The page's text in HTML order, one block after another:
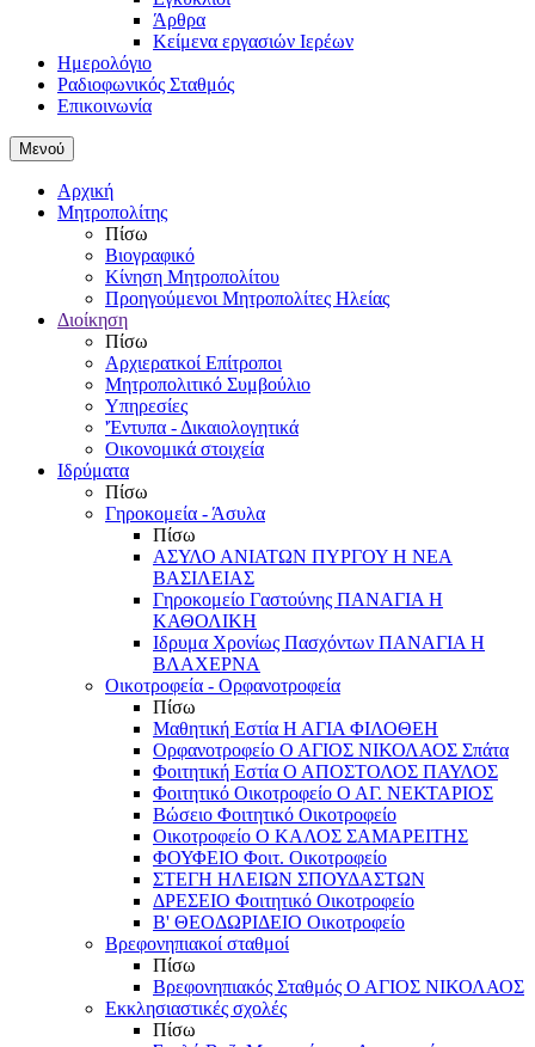
Άρθρα
Κείμενα εργασιών Ιερέων
Ημερολόγιο
Ραδιοφωνικός Σταθμός
Επικοινωνία
Μενού
Αρχική
Μητροπολίτης
Πίσω
Βιογραφικό
Κίνηση Μητροπολίτου
Προηγούμενοι Μητροπολίτες Ηλείας
Διοίκηση
Πίσω
Αρχιερατκοί Επίτροποι
Μητροπολιτικό Συμβούλιο
Υπηρεσίες
'Έντυπα - Δικαιολογητικά
Οικονομικά στοιχεία
Ιδρύματα
Πίσω
Γηροκομεία - Άσυλα
Πίσω
ΑΣΥΛΟ ΑΝΙΑΤΩΝ ΠΥΡΓΟΥ Η ΝΕΑ
ΒΑΣΙΛΕΙΑΣ
Γηροκομείο Γαστούνης ΠΑΝΑΓΙΑ Η
ΚΑΘΟΛΙΚΗ
Ιδρυμα Χρονίως Πασχόντων ΠΑΝΑΓΙΑ Η
ΒΛΑΧΕΡΝΑ
Οικοτροφεία - Ορφανοτροφεία
Πίσω
Μαθητική Εστία Η ΑΓΙΑ ΦΙΛΟΘΕΗ
Ορφανοτροφείο Ο ΑΓΙΟΣ ΝΙΚΟΛΑΟΣ Σπάτα
Φοιτητική Εστία Ο ΑΠΟΣΤΟΛΟΣ ΠΑΥΛΟΣ
Φοιτητικό Οικοτροφείο Ο ΑΓ. ΝΕΚΤΑΡΙΟΣ
Βώσειο Φοιτητικό Οικοτροφείο
Οικοτροφείο Ο ΚΑΛΟΣ ΣΑΜΑΡΕΙΤΗΣ
ΦΟΥΦΕΙΟ Φοιτ. Οικοτροφείο
ΣΤΕΓΗ ΗΛΕΙΩΝ ΣΠΟΥΔΑΣΤΩΝ
ΔΡΕΣΕΙΟ Φοιτητικό Οικοτροφείο
Β' ΘΕΟΔΩΡΙΔΕΙΟ Οικοτροφείο
Βρεφονηπιακοί σταθμοί
Πίσω
Βρεφονηπιακός Σταθμός Ο ΑΓΙΟΣ ΝΙΚΟΛΑΟΣ
Εκκλησιαστικές σχολές
Πίσω